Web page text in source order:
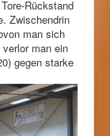
Rückstand
Zwischendrin
man sich
man ein
gegen starke